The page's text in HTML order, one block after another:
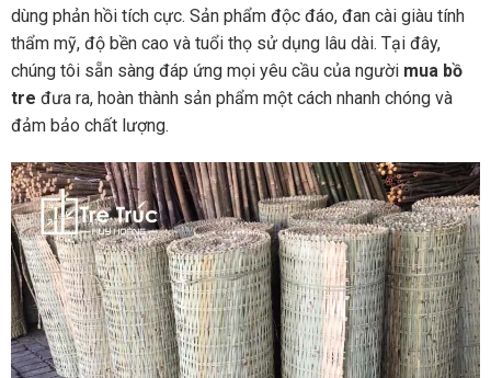
dùng phản hồi tích cực. Sản phẩm độc đáo, đan cài giàu tính
thẩm mỹ, độ bền cao và tuổi thọ sử dụng lâu dài. Tại đây,
chúng tôi sẵn sàng đáp ứng mọi yêu cầu của người mua bồ
tre đưa ra, hoàn thành sản phẩm một cách nhanh chóng và
đảm bảo chất lượng.